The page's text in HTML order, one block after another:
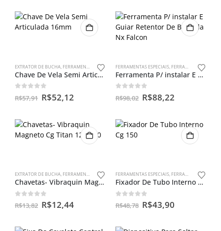
EXTRATOR DE BUCHA, FERRAMENTAS ESPECIAIS
Chave De Vela Semi Articulada 16mm
out of 5
R$57,91 R$52,12
FERRAMENTAS ESPECIAIS, FERRAMENTAS PARA BENGALAS
Ferramenta P/ instalar E Guiar Retentor De Bengala Nx Falcon
out of 5
R$98,02 R$88,22
EXTRATOR DE BUCHA, FERRAMENTAS ESPECIAIS
Chavetas- Vibraquin Magneto Cg Titan 125/150
out of 5
R$13,82 R$12,44
FERRAMENTAS ESPECIAIS, FERRAMENTAS PARA BENGALAS
Fixador De Tubo Interno Cg 150
out of 5
R$48,78 R$43,90